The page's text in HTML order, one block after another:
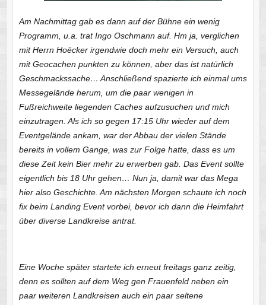
Am Nachmittag gab es dann auf der Bühne ein wenig
Programm, u.a. trat Ingo Oschmann auf. Hm ja, verglichen
mit Herrn Hoëcker irgendwie doch mehr ein Versuch, auch
mit Geocachen punkten zu können, aber das ist natürlich
Geschmackssache… Anschließend spazierte ich einmal ums
Messegelände herum, um die paar wenigen in
Fußreichweite liegenden Caches aufzusuchen und mich
einzutragen. Als ich so gegen 17:15 Uhr wieder auf dem
Eventgelände ankam, war der Abbau der vielen Stände
bereits in vollem Gange, was zur Folge hatte, dass es um
diese Zeit kein Bier mehr zu erwerben gab. Das Event sollte
eigentlich bis 18 Uhr gehen… Nun ja, damit war das Mega
hier also Geschichte. Am nächsten Morgen schaute ich noch
fix beim Landing Event vorbei, bevor ich dann die Heimfahrt
über diverse Landkreise antrat.
Eine Woche später startete ich erneut freitags ganz zeitig,
denn es sollten auf dem Weg gen Frauenfeld neben ein
paar weiteren Landkreisen auch ein paar seltene